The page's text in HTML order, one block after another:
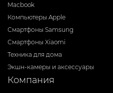
Macbook
Компьютеры Apple
Смартфоны Samsung
Смартфоны Xiaomi
Техника для дома
Экшн-камеры и аксессуары
Компания